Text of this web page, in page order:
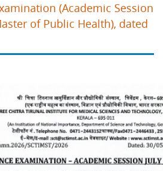
(Academic Session
of Public Health), dated